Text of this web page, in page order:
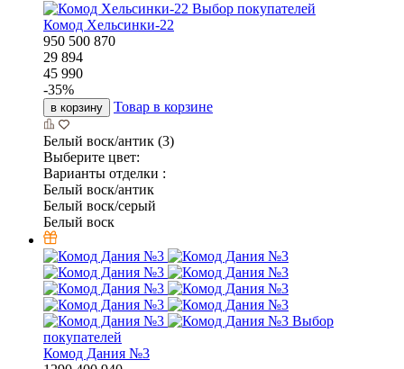
Выбор покупателей
Комод Хельсинки-22
950 500 870
29 894
45 990
-35%
в корзину Товар в корзине
Белый воск/антик (3)
Выберите цвет:
Варианты отделки :
Белый воск/антик
Белый воск/серый
Белый воск
Выбор
покупателей
Комод Дания №3